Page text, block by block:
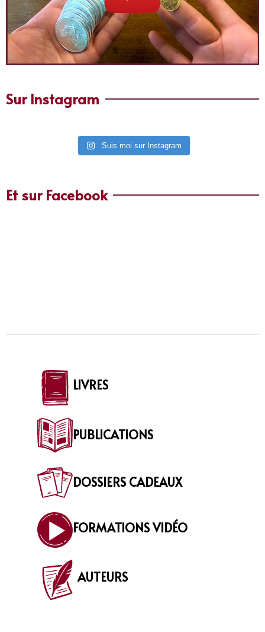
Sur Instagram
Suis moi sur Instagram
Et sur Facebook
LIVRES
PUBLICATIONS
DOSSIERS CADEAUX
FORMATIONS VIDÉO
AUTEURS